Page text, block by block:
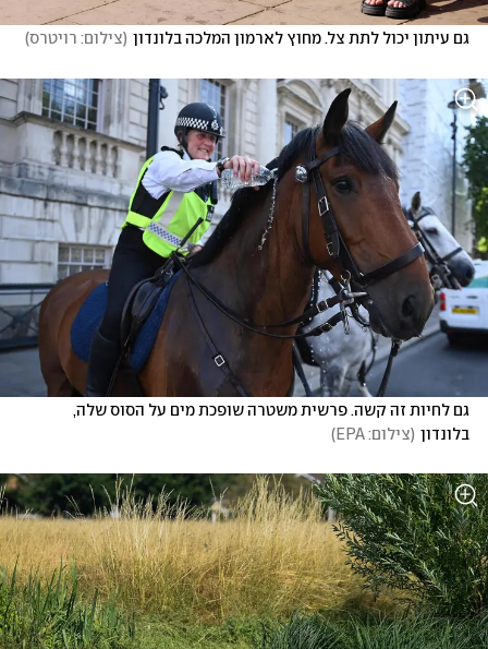
גם עיתון יכול לתת צל. מחוץ לארמון המלכה בלונדון (צילום: רויטרס)
בלונדון (צילום: EPA )